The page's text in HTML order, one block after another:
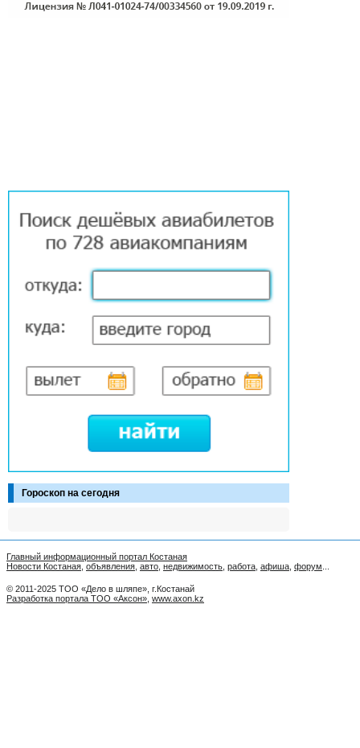
Гороскоп на сегодня
Главный информационный портал Костаная
Новости Костаная объявления авто недвижимость работа афиша форум
© 2011-2025 ТОО «Дело в шляпе», г.Костанай
Разработка портала ТОО «Аксон» www.axon.kz